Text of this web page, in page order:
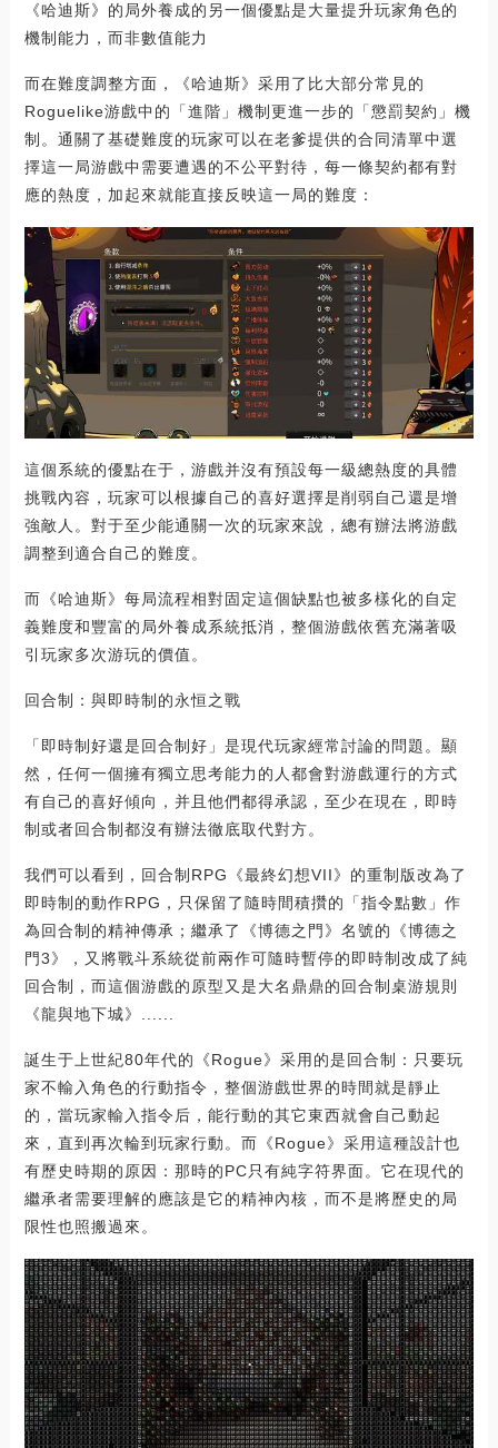
《哈迪斯》的局外養成的另一個優點是大量提升玩家角色的
機制能力，而非數值能力
而在難度調整方面，《哈迪斯》采用了比大部分常見的
Roguelike游戲中的「進階」機制更進一步的「懲罰契約」機
制。通關了基礎難度的玩家可以在老爹提供的合同清單中選
擇這一局游戲中需要遭遇的不公平對待，每一條契約都有對
應的熱度，加起來就能直接反映這一局的難度：
這個系統的優點在于，游戲并沒有預設每一級總熱度的具體
挑戰內容，玩家可以根據自己的喜好選擇是削弱自己還是增
強敵人。對于至少能通關一次的玩家來說，總有辦法將游戲
調整到適合自己的難度。
而《哈迪斯》每局流程相對固定這個缺點也被多樣化的自定
義難度和豐富的局外養成系統抵消，整個游戲依舊充滿著吸
引玩家多次游玩的價值。
回合制：與即時制的永恒之戰
「即時制好還是回合制好」是現代玩家經常討論的問題。顯
然，任何一個擁有獨立思考能力的人都會對游戲運行的方式
有自己的喜好傾向，并且他們都得承認，至少在現在，即時
制或者回合制都沒有辦法徹底取代對方。
我們可以看到，回合制RPG《最終幻想VII》的重制版改為了
即時制的動作RPG，只保留了隨時間積攢的「指令點數」作
為回合制的精神傳承；繼承了《博德之門》名號的《博德之
門3》，又將戰斗系統從前兩作可隨時暫停的即時制改成了純
回合制，而這個游戲的原型又是大名鼎鼎的回合制桌游規則
《龍與地下城》......
誕生于上世紀80年代的《Rogue》采用的是回合制：只要玩
家不輸入角色的行動指令，整個游戲世界的時間就是靜止
的，當玩家輸入指令后，能行動的其它東西就會自己動起
來，直到再次輪到玩家行動。而《Rogue》采用這種設計也
有歷史時期的原因：那時的PC只有純字符界面。它在現代的
繼承者需要理解的應該是它的精神內核，而不是將歷史的局
限性也照搬過來。